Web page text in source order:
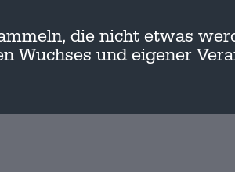
die nicht etwas
Wuchses und eigener